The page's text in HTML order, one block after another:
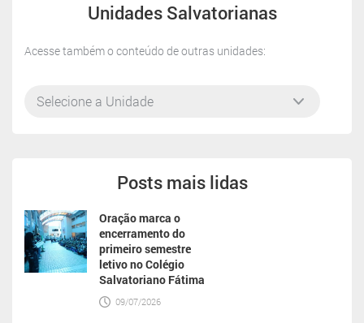
Unidades Salvatorianas
Acesse também o conteúdo de outras unidades:
Posts mais lidas
Oração marca o
encerramento do
primeiro semestre
letivo no Colégio
Salvatoriano Fátima
09/07/2026